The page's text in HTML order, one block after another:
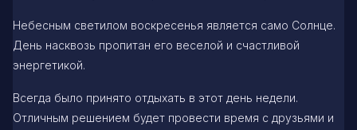
Небесным светилом воскресенья является само Солнце.
День насквозь пропитан его веселой и счастливой
энергетикой.
Всегда было принято отдыхать в этот день недели.
Отличным решением будет провести время с друзьями и